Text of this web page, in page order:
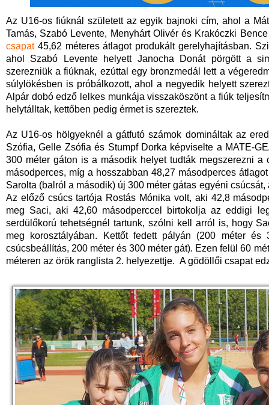
Az U16-os fiúknál született az egyik bajnoki cím, ahol a
Tamás, Szabó Levente, Menyhárt Olivér és Krakóczki
csapat45,62 méteres átlagot produkált gerelyhajításban.
ahol Szabó Levente helyett Janocha Donát pörgött a
szerezniük a fiúknak, ezúttal egy bronzmedál lett a
súlylökésben is próbálkozott, ahol a negyedik helyett
Alpár dobó edző lelkes munkája visszaköszönt a fiúk
helytálltak, kettőben pedig érmet is szereztek.
Az U16-os hölgyeknél a gátfutó számok domináltak az
Szófia, Gelle Zsófia és Stumpf Dorka képviselte a MATE-
300 méter gáton is a második helyet tudták megszerezni a
másodperces, míg a hosszabban 48,27 másodperces
Sarolta (balról a második) új 300 méter gátas egyéni
Az előző csúcs tartója Rostás Mónika volt, aki 42,8
meg Saci, aki 42,60 másodperccel birtokolja az eddigi
serdülőkorú tehetségnél tartunk, szólni kell arról is, hogy
meg korosztályában. Kettőt fedett pályán (200 méter
csúcsbeállítás, 200 méter és 300 méter gát). Ezen felül 60
méteren az örök ranglista 2. helyezettje. A gödöllői csapat